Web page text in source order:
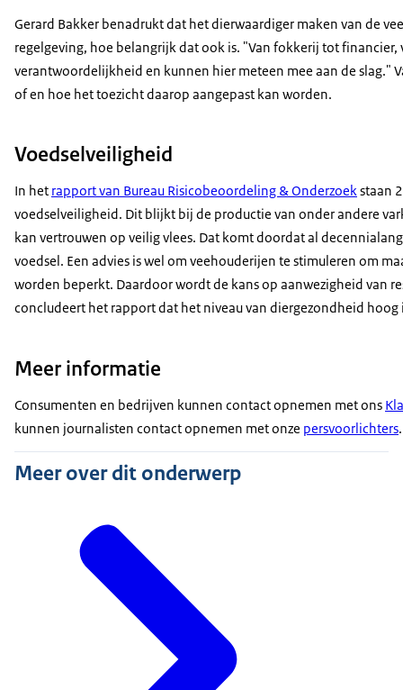
Gerard Bakker benadrukt dat het dierwaardiger maken van de
regelgeving, hoe belangrijk dat ook is. "Van fokkerij tot
verantwoordelijkheid en kunnen hier meteen mee aan de slag."
of en hoe het toezicht daarop aangepast kan worden.
Voedselveiligheid
In het rapport van Bureau Risicobeoordeling & Onderzoekstaan
voedselveiligheid. Dit blijkt bij de productie van onder andere
kan vertrouwen op veilig vlees. Dat komt doordat al
voedsel. Een advies is wel om veehouderijen te stimuleren om
worden beperkt. Daardoor wordt de kans op aanwezigheid van
concludeert het rapport dat het niveau van diergezondheid hoog
Meer informatie
Consumenten en bedrijven kunnen contact opnemen met ons
kunnen journalisten contact opnemen met onze persvoorlichters.
Meer over dit onderwerp